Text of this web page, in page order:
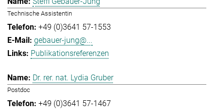
Technische Assistentin
+49 (0)3641 57-1553
gebauer-jung@...
Publikationsreferenzen
Dr. rer. nat. Lydia Gruber
Postdoc
+49 (0)3641 57-1467